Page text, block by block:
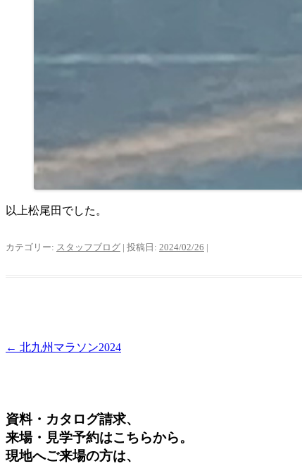
以上松尾田でした。
カテゴリー: スタッフブログ | 投稿日: 2024/02/26 |
← 北九州マラソン2024
資料・カタログ請求、
来場・見学予約はこちらから。
現地へご来場の方は、